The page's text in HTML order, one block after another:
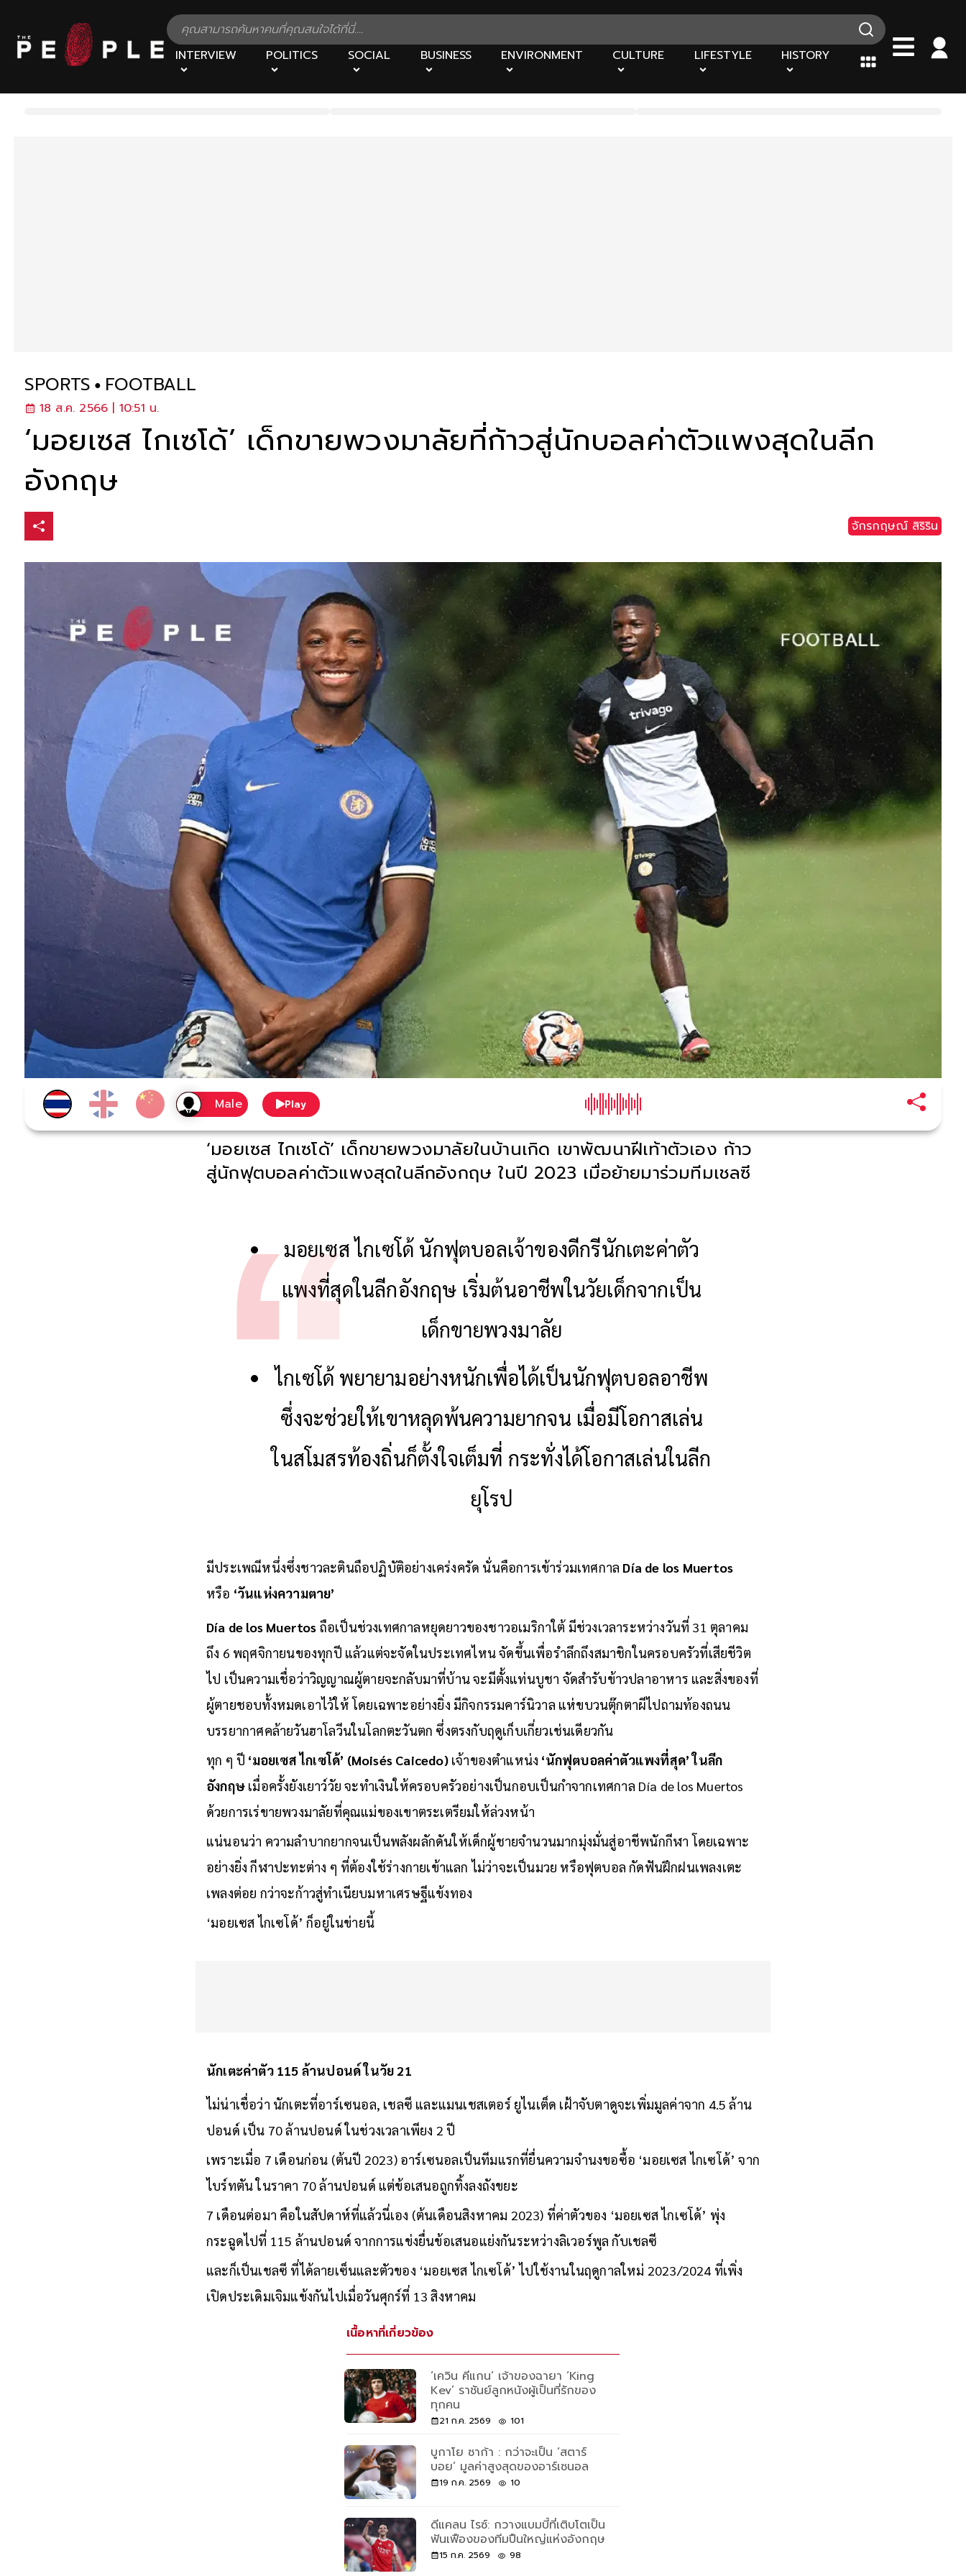
INTERVIEW POLITICS SOCIAL BUSINESS ENVIRONMENT CULTURE LIFESTYLE HISTORY
SPORTS FOOTBALL
18 ส.ค. 2566 | 10:51 น.
‘มอยเซส ไกเซโด้’ เด็กขายพวงมาลัยที่ก้าวสู่นักบอลค่าตัวแพงสุดในลีก
อังกฤษ
จักรกฤษณ์ สิริริน
Play
‘มอยเซส ไกเซโด้’ เด็กขายพวงมาลัยในบ้านเกิด เขาพัฒนาฝีเท้าตัวเอง ก้าว
สู่นักฟุตบอลค่าตัวแพงสุดในลีกอังกฤษ ในปี 2023 เมื่อย้ายมาร่วมทีมเชลซี
มอยเซส ไกเซโด้ นักฟุตบอลเจ้าของดีกรีนักเตะค่าตัว
แพงที่สุดในลีกอังกฤษ เริ่มต้นอาชีพในวัยเด็กจากเป็น
เด็กขายพวงมาลัย
ไกเซโด้ พยายามอย่างหนักเพื่อได้เป็นนักฟุตบอลอาชีพ
ซึ่งจะช่วยให้เขาหลุดพ้นความยากจน เมื่อมีโอกาสเล่น
ในสโมสรท้องถิ่นก็ตั้งใจเต็มที่ กระทั่งได้โอกาสเล่นในลีก
ยุโรป
มีประเพณีหนึ่งซึ่งชาวละตินถือปฏิบัติอย่างเคร่งครัด นั่นคือการเข้าร่วมเทศกาล Día de los Muertos
หรือ ‘วันแห่งความตาย’
Día de los Muertos ถือเป็นช่วงเทศกาลหยุดยาวของชาวอเมริกาใต้ มีช่วงเวลาระหว่างวันที่ 31 ตุลาคม
ถึง 6 พฤศจิกายนของทุกปี แล้วแต่จะจัดในประเทศไหน จัดขึ้นเพื่อรำลึกถึงสมาชิกในครอบครัวที่เสียชีวิต
ไป เป็นความเชื่อว่าวิญญาณผู้ตายจะกลับมาที่บ้าน จะมีตั้งแท่นบูชา จัดสำรับข้าวปลาอาหาร และสิ่งของที่
ผู้ตายชอบทั้งหมดเอาไว้ให้ โดยเฉพาะอย่างยิ่ง มีกิจกรรมคาร์นิวาล แห่ขบวนตุ๊กตาผีไปถามท้องถนน
บรรยากาศคล้ายวันฮาโลวีนในโลกตะวันตก ซึ่งตรงกับฤดูเก็บเกี่ยวเช่นเดียวกัน
ทุก ๆ ปี ‘มอยเซส ไกเซโด้’ (Moisés Caicedo)เจ้าของตำแหน่ง ‘นักฟุตบอลค่าตัวแพงที่สุด’ ในลีก
อังกฤษ เมื่อครั้งยังเยาว์วัย จะทำเงินให้ครอบครัวอย่างเป็นกอบเป็นกำจากเทศกาล Día de los Muertos
ด้วยการเร่ขายพวงมาลัยที่คุณแม่ของเขาตระเตรียมให้ล่วงหน้า
แน่นอนว่า ความลำบากยากจนเป็นพลังผลักดันให้เด็กผู้ชายจำนวนมากมุ่งมั่นสู่อาชีพนักกีฬา โดยเฉพาะ
อย่างยิ่ง กีฬาปะทะต่าง ๆ ที่ต้องใช้ร่างกายเข้าแลก ไม่ว่าจะเป็นมวย หรือฟุตบอล กัดฟันฝึกฝนเพลงเตะ
เพลงต่อย กว่าจะก้าวสู่ทำเนียบมหาเศรษฐีแข้งทอง
‘มอยเซส ไกเซโด้’ ก็อยู่ในข่ายนี้
นักเตะค่าตัว 115 ล้านปอนด์ ในวัย 21
ไม่น่าเชื่อว่า นักเตะที่อาร์เซนอล, เชลซี และแมนเชสเตอร์ ยูไนเต็ด เฝ้าจับตาดูจะเพิ่มมูลค่าจาก 4.5 ล้าน
ปอนด์ เป็น 70 ล้านปอนด์ ในช่วงเวลาเพียง 2 ปี
เพราะเมื่อ 7 เดือนก่อน (ต้นปี 2023) อาร์เซนอลเป็นทีมแรกที่ยื่นความจำนงขอซื้อ ‘มอยเซส ไกเซโด้’ จาก
ไบร์ทตัน ในราคา 70 ล้านปอนด์ แต่ข้อเสนอถูกทิ้งลงถังขยะ
7 เดือนต่อมา คือในสัปดาห์ที่แล้วนี่เอง (ต้นเดือนสิงหาคม 2023) ที่ค่าตัวของ ‘มอยเซส ไกเซโด้’ พุ่ง
กระฉูดไปที่ 115 ล้านปอนด์ จากการแข่งยื่นข้อเสนอแย่งกันระหว่างลิเวอร์พูล กับเชลซี
และก็เป็นเชลซี ที่ได้ลายเซ็นและตัวของ ‘มอยเซส ไกเซโด้’ ไปใช้งานในฤดูกาลใหม่ 2023/2024 ที่เพิ่ง
เปิดประเดิมเจิมแข้งกันไปเมื่อวันศุกร์ที่ 13 สิงหาคม
เนื้อหาที่เกี่ยวข้อง
‘เควิน คีแกน’ เจ้าของฉายา ‘King
Kev’ ราชันย์ลูกหนังผู้เป็นที่รักของ
ทุกคน
21 ก.ค. 2569 101
บูกาโย ซาก้า : กว่าจะเป็น ‘สตาร์
บอย’ มูลค่าสูงสุดของอาร์เซนอล
19 ก.ค. 2569 10
ดีแคลน ไรซ์: กวางแบมบี้ที่เติบโตเป็น
ฟันเฟืองของทีมปืนใหญ่แห่งอังกฤษ
15 ก.ค. 2569 98